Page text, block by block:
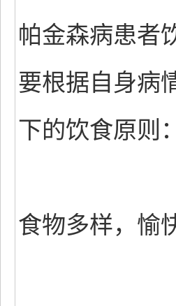
帕金森病患者
要根据自身病
下的饮食原则：
食物多样，愉